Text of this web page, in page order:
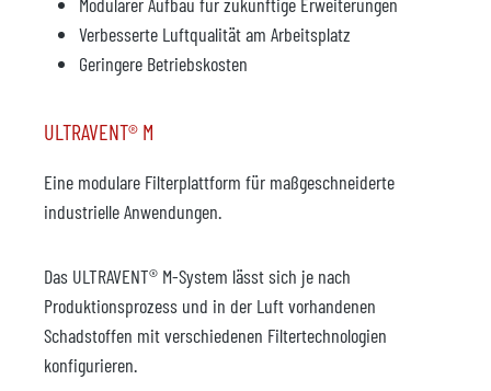
Verbesserte Luftqualität am Arbeitsplatz
Geringere Betriebskosten
ULTRAVENT® M
Eine modulare Filterplattform für maßgeschneiderte
industrielle Anwendungen.
Das ULTRAVENT® M-System lässt sich je nach
Produktionsprozess und in der Luft vorhandenen
Schadstoffen mit verschiedenen Filtertechnologien
konfigurieren.